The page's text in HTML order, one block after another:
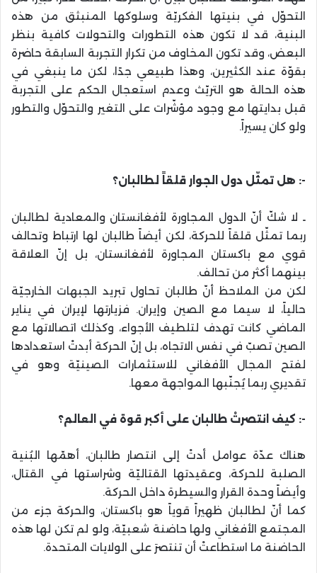
التحوّل في بنيتها الفكريّة وسلوكها المنبثق من هذه
البنية، قد لا تكون هذه التطورات والتحولات كافية بنظر
البعض، وقد تكون المخاوف من تكرار التجربة السابقة حاضرة
بقوّة عند الكثيرين، وهذا طبيعي جدًا، لكن ما ينبغي في
هذه الحالة هو التريّث وعدم استعجال الحكم على التجربة
قبل بدايتها مع وجود مؤشّرات على التغير والتحوّل والتطور
ولو كان يسيراً.
-: هل تمثّل دول الجوار قلقاً لطالبان؟
ـ لا شكّ أنّ الدول المجاورة لأفغانستان والمعادية لطالبان
ربما تمثّل قلقاً للحركة، لكن أيضاً طالبان لها ارتباط وتحالف
قوي مع باكستان المجاورة لأفغانستان، بل إنّ العلاقة
بينهما أكثر من تحالف.
لكن من الملاحظ أنّ طالبان تحاول تبريد الجبهات الخارجيّة
حالياً، لا سيما مع الصين وإيران. فزيارتها لإيران في يناير
الماضي كانت تهدف لتلطيف الأجواء، وكذلك اتصالاتها مع
الصين تصبّ في نفس الاتجاه، بل إنّ الحركة أبدتْ استعدادها
لفتح المجال الأفغاني للاستثمارات الصينيّة وهو في
تقديري ربما يُجنّبها المواجهة معها.
-: كيف انتصرتْ طالبان على أكبر قوة في العالم؟
هناك عدّة عوامل أدتْ إلى انتصار طالبان، أهمّها البُنية
الصلبة للحركة، وعقيدتها القتاليّة وشراستها في القتال،
وأيضاً وحدة القرار والسيطرة داخل الحركة.
كما أنّ لطالبان ظهيراً قوياً هو باكستان، والحركة جزء من
المجتمع الأفغاني ولها حاضنة شعبيّة، ولو لم تكن لها هذه
الحاضنة ما استطاعتْ أن تنتصرَ على الولايات المتحدة.